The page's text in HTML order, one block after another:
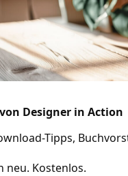
Designer in Action
Tipps,
neu. Kostenlos.